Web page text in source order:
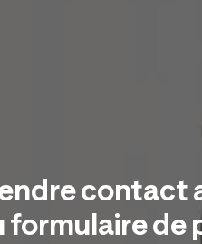
contact
formulaire de